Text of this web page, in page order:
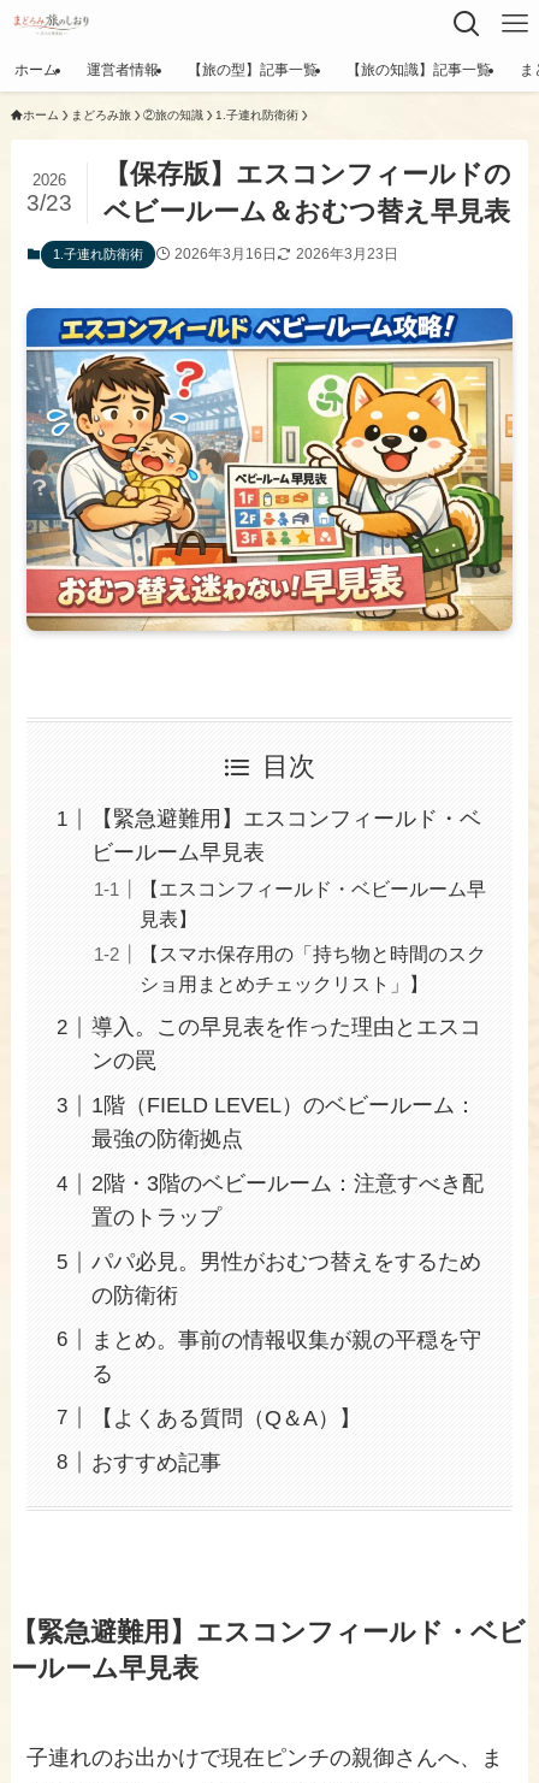
ホーム 運営者情報 【旅の型】記事一覧 【旅の知識】記事一覧 ま
ホーム まどろみ旅 ②旅の知識 1.子連れ防衛術
【保存版】エスコンフィールドの
ベビールーム＆おむつ替え早見表
2026
3/23
1.子連れ防衛術 2026年3月16日 2026年3月23日
目次
【緊急避難用】エスコンフィールド・ベ
ビールーム早見表
【エスコンフィールド・ベビールーム早
見表】
【スマホ保存用の「持ち物と時間のスク
ショ用まとめチェックリスト」】
導入。この早見表を作った理由とエスコ
ンの罠
1階（FIELD LEVEL）のベビールーム：
最強の防衛拠点
2階・3階のベビールーム：注意すべき配
置のトラップ
パパ必見。男性がおむつ替えをするため
の防衛術
まとめ。事前の情報収集が親の平穏を守
る
【よくある質問（Q＆A）】
おすすめ記事
【緊急避難用】エスコンフィールド・ベビ
ールーム早見表
子連れのお出かけで現在ピンチの親御さんへ、ま